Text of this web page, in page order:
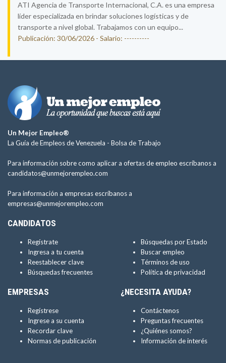
ATI Agencia de Transporte Internacional, C.A. es una empresa
líder especializada en brindar soluciones logísticas y de
transporte a nivel global. Trabajamos con un equipo...
Publicación: 30/06/2026 - Salario: ----------
Un Mejor Empleo®
La Guía de Empleos de Venezuela - Bolsa de Trabajo
Para información sobre como aplicar a ofertas de empleo escríbanos a
candidatos@unmejorempleo.com
Para información a empresas escríbanos a
empresas@unmejorempleo.com
CANDIDATOS
Regístrate
Ingresa a tu cuenta
Reestablecer clave
Búsquedas frecuentes
Búsquedas por Estado
Buscar empleo
Términos de uso
Política de privacidad
EMPRESAS
Regístrese
Ingrese a su cuenta
Recordar clave
Normas de publicación
¿NECESITA AYUDA?
Contáctenos
Preguntas frecuentes
¿Quiénes somos?
Información de interés